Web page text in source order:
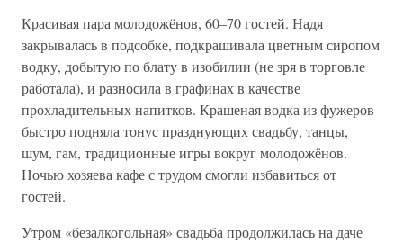
Красивая пара молодожёнов, 60–70 гостей. Надя
закрывалась в подсобке, подкрашивала цветным сиропом
водку, добытую по блату в изобилии (не зря в торговле
работала), и разносила в графинах в качестве
прохладительных напитков. Крашеная водка из фужеров
быстро подняла тонус празднующих свадьбу, танцы,
шум, гам, традиционные игры вокруг молодожёнов.
Ночью хозяева кафе с трудом смогли избавиться от
гостей.
Утром «безалкогольная» свадьба продолжилась на даче